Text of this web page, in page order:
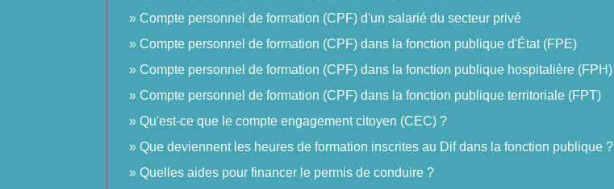
Compte personnel de formation (CPF) d'un salarié du secteur privé
Compte personnel de formation (CPF) dans la fonction publique d'État (FPE)
Compte personnel de formation (CPF) dans la fonction publique hospitalière (FPH)
Compte personnel de formation (CPF) dans la fonction publique territoriale (FPT)
Qu'est-ce que le compte engagement citoyen (CEC) ?
Que deviennent les heures de formation inscrites au Dif dans la fonction publique ?
Quelles aides pour financer le permis de conduire ?